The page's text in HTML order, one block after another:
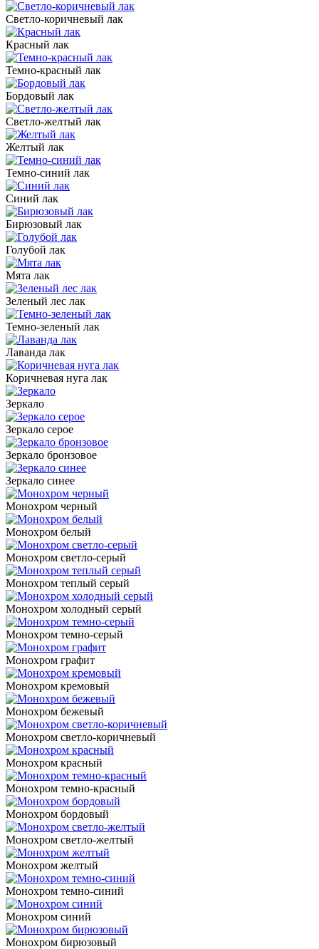
Светло-коричневый лак
Красный лак
Темно-красный лак
Бордовый лак
Светло-желтый лак
Желтый лак
Темно-синий лак
Синий лак
Бирюзовый лак
Голубой лак
Мята лак
Зеленый лес лак
Темно-зеленый лак
Лаванда лак
Коричневая нуга лак
Зеркало
Зеркало серое
Зеркало бронзовое
Зеркало синее
Монохром черный
Монохром белый
Монохром светло-серый
Монохром теплый серый
Монохром холодный серый
Монохром темно-серый
Монохром графит
Монохром кремовый
Монохром бежевый
Монохром светло-коричневый
Монохром красный
Монохром темно-красный
Монохром бордовый
Монохром светло-желтый
Монохром желтый
Монохром темно-синий
Монохром синий
Монохром бирюзовый